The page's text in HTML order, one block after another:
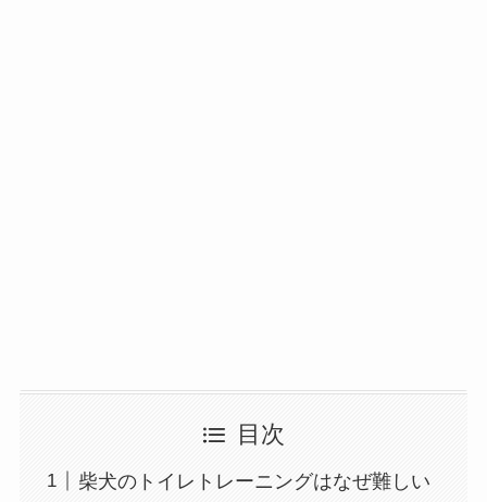
目次
柴犬のトイレトレーニングはなぜ難しい